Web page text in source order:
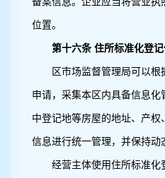
位置。
第十六条 住所标准化登
区市场监督管理局可以
申请，采集本区内具备信息
中登记地等房屋的地址、产
信息进行统一管理，并保持动
经营主体使用住所标准化